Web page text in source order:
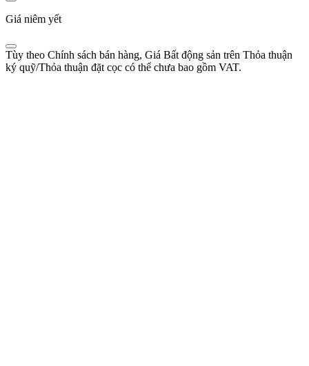
Giá niêm yết
Tùy theo Chính sách bán hàng, Giá Bất động sản trên Thỏa thuận
ký quỹ/Thỏa thuận đặt cọc có thể chưa bao gồm VAT.